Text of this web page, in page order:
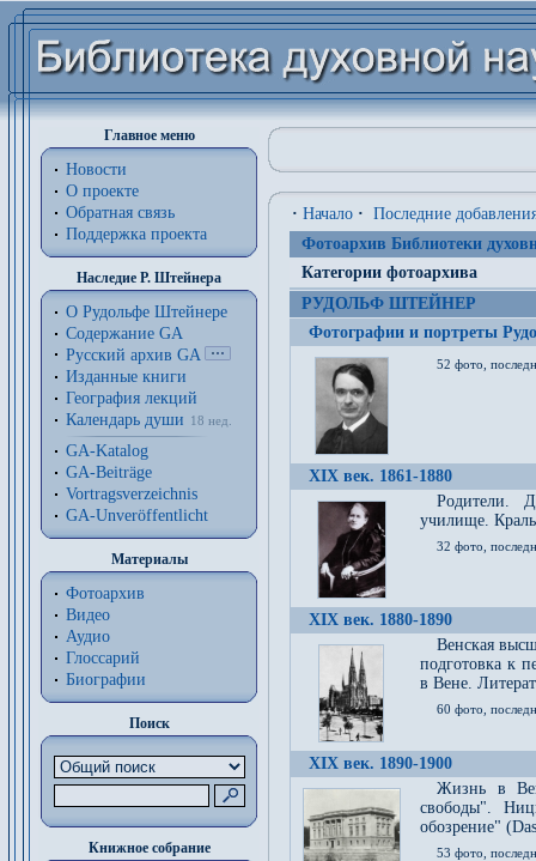
Главное меню
Новости
О проекте
Обратная связь
Поддержка проекта
Наследие Р. Штейнера
О Рудольфе Штейнере
Содержание GA
Русский архив GA
Изданные книги
География лекций
Календарь души
18 нед.
GA-Katalog
GA-Beiträge
Vortragsverzeichnis
GA-Unveröffentlicht
Материалы
Фотоархив
Видео
Аудио
Глоссарий
Биографии
Поиск
Книжное собрание
· Начало · Последние
Фотоархив Библиотеки
Категории фотоархива
РУДОЛЬФ ШТЕЙНЕР
Фотографии и портреты
52 фото,
XIX век. 1861-1880
Родители.
училище.
32 фото,
XIX век. 1880-1890
Венская
подготовка к
в Вене.
60 фото,
XIX век. 1890-1900
Жизнь в
свободы".
обозрение"
53 фото,